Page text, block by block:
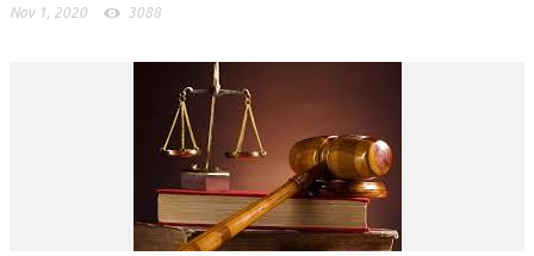
Nov 1, 2020 3088